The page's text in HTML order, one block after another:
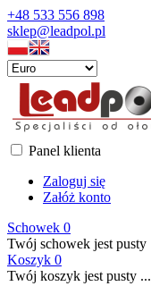
+48 533 556 898
sklep@leadpol.pl
Panel klienta
Zaloguj się
Załóż konto
Schowek 0
Twój schowek jest pusty
Koszyk 0
Twój koszyk jest pusty ...